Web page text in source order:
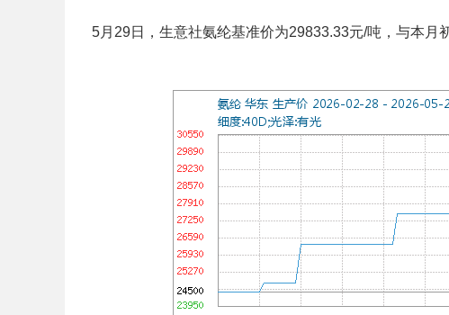
5月29日，生意社氨纶基准价为29833.33元/吨，与本月